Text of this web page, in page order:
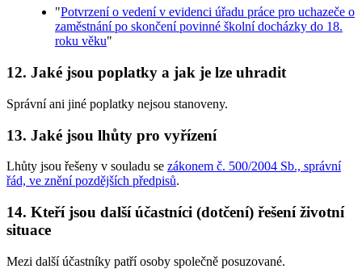
"Potvrzení o vedení v evidenci úřadu práce pro uchazeče o
zaměstnání po skončení povinné školní docházky do 18.
roku věku"
12. Jaké jsou poplatky a jak je lze uhradit
Správní ani jiné poplatky nejsou stanoveny.
13. Jaké jsou lhůty pro vyřízení
Lhůty jsou řešeny v souladu se zákonem č. 500/2004 Sb., správní
řád, ve znění pozdějších předpisů.
14. Kteří jsou další účastníci (dotčení) řešení životní
situace
Mezi další účastníky patří osoby společně posuzované.